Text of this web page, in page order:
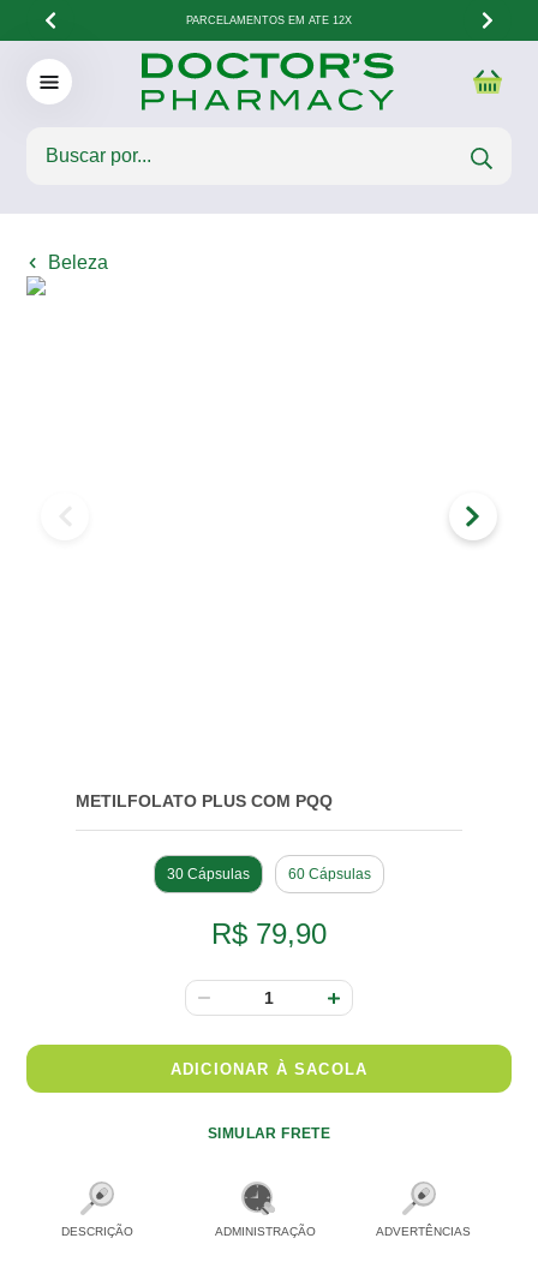
PARCELAMENTOS EM ATÉ 12X
Beleza
METILFOLATO PLUS COM PQQ
30 Cápsulas 60 Cápsulas
R$ 79,90
ADICIONAR À SACOLA
SIMULAR FRETE
DESCRIÇÃO ADMINISTRAÇÃO ADVERTÊNCIAS